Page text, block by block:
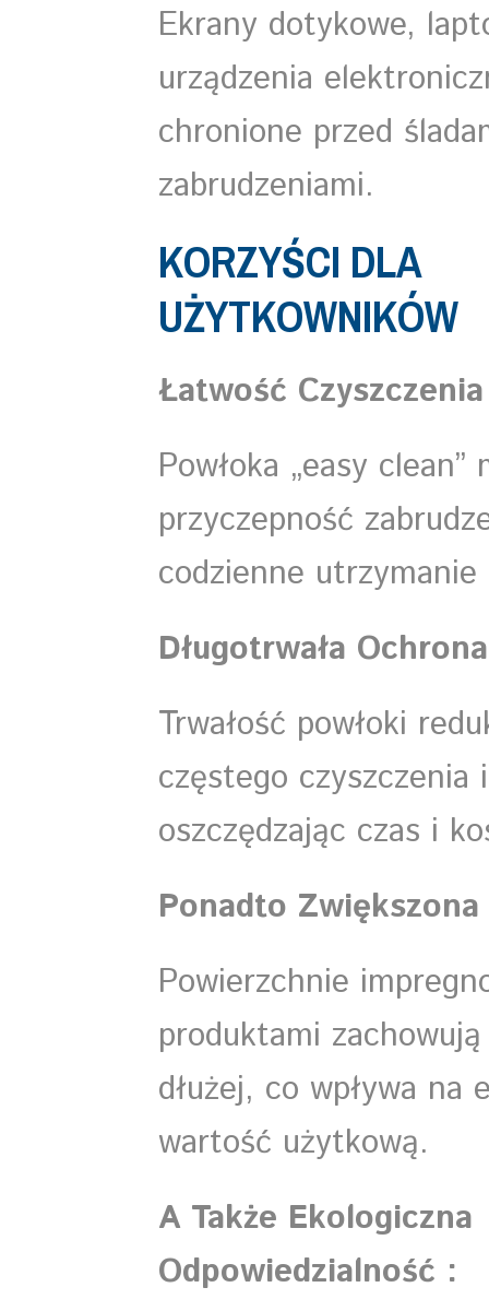
Ekrany dotykowe,
urządzenia
chronione przed
zabrudzeniami.
KORZYŚCI DLA
UŻYTKOWNIKÓW
Łatwość
Powłoka „easy
przyczepność
codzienne
Długotrwała
Trwałość powłoki
częstego czyszczenia
oszczędzając czas i
Ponadto
Powierzchnie
produktami
dłużej, co wpływa na
wartość użytkową.
A Także Ekologiczna
Odpowiedzialność :